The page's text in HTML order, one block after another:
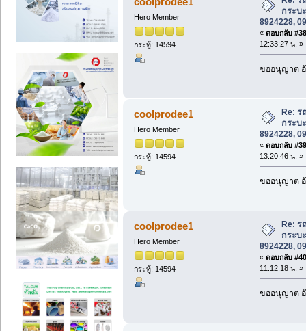
Hero Member
กระทู้: 14594
กระบ
8924228,
« ตอบกลับ
12:33:27 น. »
ขออนุญาต
coolprodee1
Hero Member
กระทู้: 14594
Re: ร
กระบ
8924228,
« ตอบกลับ
13:20:46 น. »
ขออนุญาต
coolprodee1
Hero Member
กระทู้: 14594
Re: ร
กระบ
8924228,
« ตอบกลับ
11:12:18 น. »
ขออนุญาต